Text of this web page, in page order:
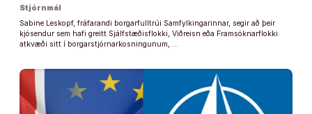
Stjórnmál
Sabine Leskopf, fráfarandi borgarfulltrúi Samfylkingarinnar, segir að þeir
kjósendur sem hafi greitt Sjálfstæðisflokki, Viðreisn eða Framsóknarflokki
atkvæði sitt í borgarstjórnarkosningunum, …